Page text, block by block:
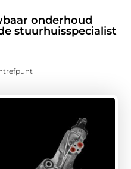
onderhoud
stuurhuisspecialist